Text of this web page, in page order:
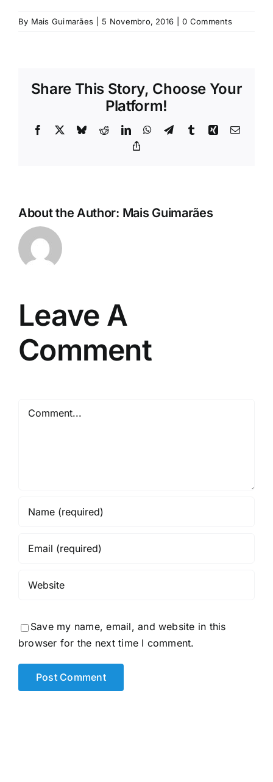
Revista
By Mais Guimarães 5 Novembro, 2016 0 Comments
Share This Story, Choose Your
Platform!
Facebook BlueskyRedditLinkedInWhatsApp
TelegramTumblrXing Email
About the Author: Mais Guimarães
Leave A
Comment
Comment
Save my name, email, and website in this
browser for the next time I comment.